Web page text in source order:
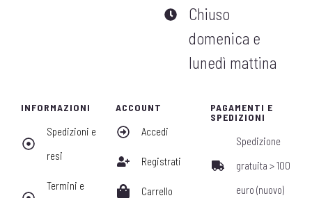
Chiuso
domenica e
lunedì mattina
INFORMAZIONI
Spedizioni e
resi
Termini e
ACCOUNT
Accedi
Registrati
Carrello
PAGAMENTI E
SPEDIZIONI
Spedizione
gratuita > 100
euro (nuovo)